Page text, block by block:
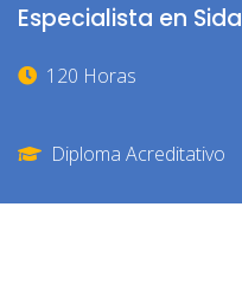
Especialista en Sida
120 Horas
Diploma Acreditativo